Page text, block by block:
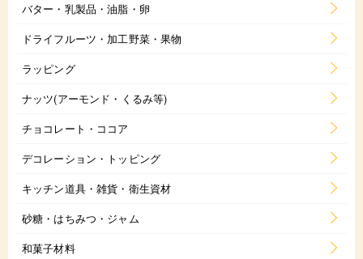
バター・乳製品・油脂・卵
ドライフルーツ・加工野菜・果物
ラッピング
ナッツ(アーモンド・くるみ等)
チョコレート・ココア
デコレーション・トッピング
キッチン道具・雑貨・衛生資材
砂糖・はちみつ・ジャム
和菓子材料